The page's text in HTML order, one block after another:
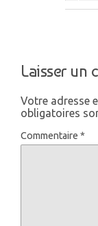
Laisser un
Votre adresse
obligatoires
Commentaire *